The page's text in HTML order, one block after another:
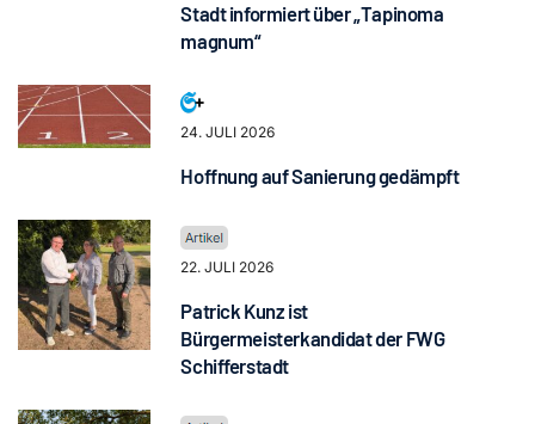
Stadt informiert über „Tapinoma
magnum“
24. JULI 2026
Hoffnung auf Sanierung gedämpft
22. JULI 2026
Patrick Kunz ist
Bürgermeisterkandidat der FWG
Schifferstadt